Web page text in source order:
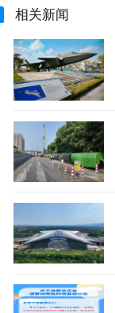
相关新闻